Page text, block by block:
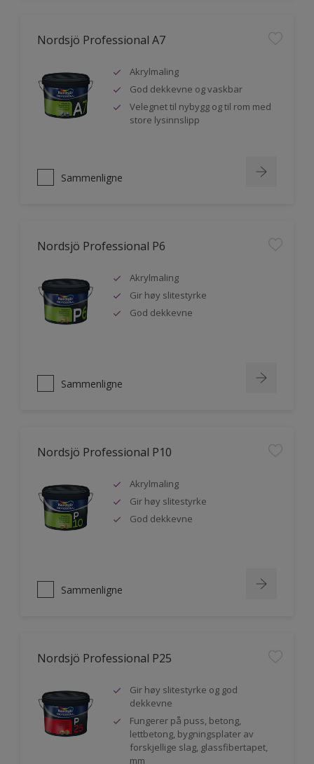
Nordsjö Professional A7
Akrylmaling
God dekkevne og vaskbar
Velegnet til nybygg og til rom med
store lysinnslipp
Sammenligne
Nordsjö Professional P6
Akrylmaling
Gir høy slitestyrke
God dekkevne
Sammenligne
Nordsjö Professional P10
Akrylmaling
Gir høy slitestyrke
God dekkevne
Sammenligne
Nordsjö Professional P25
Gir høy slitestyrke og god
dekkevne
Fungerer på puss, betong,
lettbetong, bygningsplater av
forskjellige slag, glassfibertapet,
mm